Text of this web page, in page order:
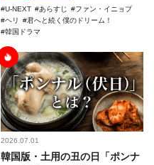
U-NEXT あらすじ
ファン・イニョプ
ヘリ
君へと続く僕のドリーム！
韓国ドラマ
2026.07.01
韓国版・土用の丑の日「ポンナ